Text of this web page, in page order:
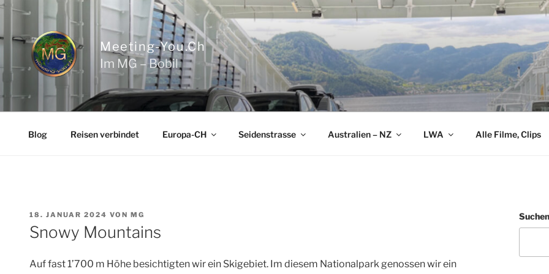
Zum
springen
Meeting-You.ch
Im MG – Bobil
Blog Reisen verbindet Europa-CH Seidenstrasse Australien – NZ LWA Alle Filme, Clips
VERÖFFENTLICHT
AM
18. JANUAR 2024 VON MG
Snowy Mountains
Auf fast 1’700 m Höhe besichtigten wir ein Skigebiet. Im diesem Nationalpark genossen wir ein
Suchen